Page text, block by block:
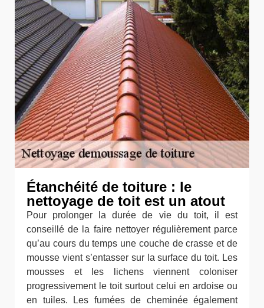
Étanchéité de toiture : le
nettoyage de toit est un atout
Pour prolonger la durée de vie du toit, il est
conseillé de la faire nettoyer régulièrement parce
qu’au cours du temps une couche de crasse et de
mousse vient s’entasser sur la surface du toit. Les
mousses et les lichens viennent coloniser
progressivement le toit surtout celui en ardoise ou
en tuiles. Les fumées de cheminée également